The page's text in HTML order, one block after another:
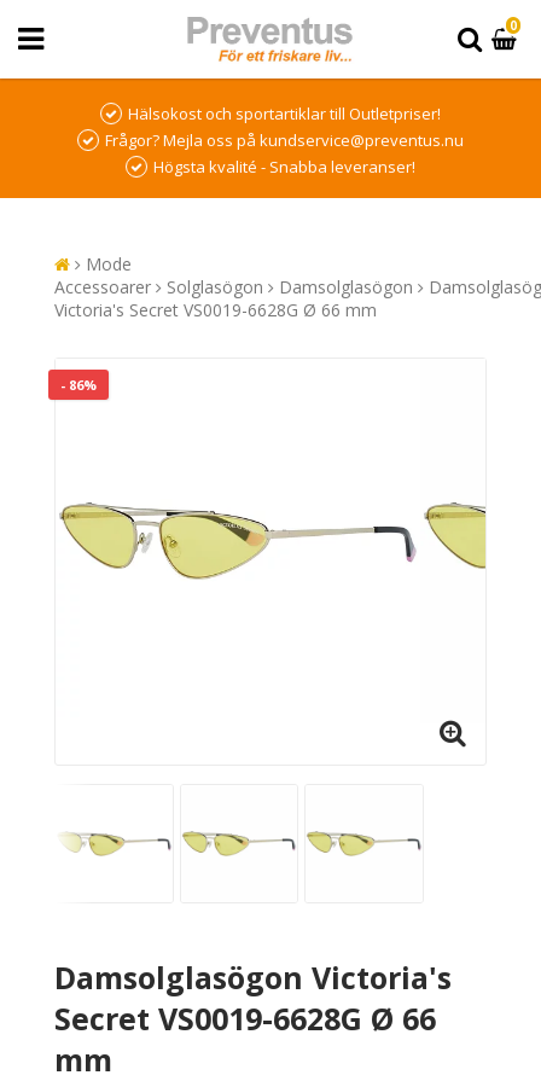
0
Hälsokost och sportartiklar till Outletpriser!
Frågor? Mejla oss på kundservice@preventus.nu
Högsta kvalité - Snabba leveranser!
Mode
Accessoarer
Solglasögon Damsolglasögon
Victoria's Secret VS0019-6628G Ø 66 mm
- 86%
Damsolglasögon Victoria's
Secret VS0019-6628G Ø 66
mm